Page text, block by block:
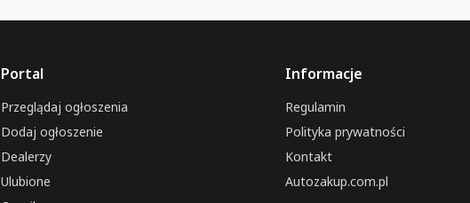
Portal
Przeglądaj ogłoszenia
Dodaj ogłoszenie
Dealerzy
Ulubione
Informacje
Regulamin
Polityka prywatności
Kontakt
Autozakup.com.pl